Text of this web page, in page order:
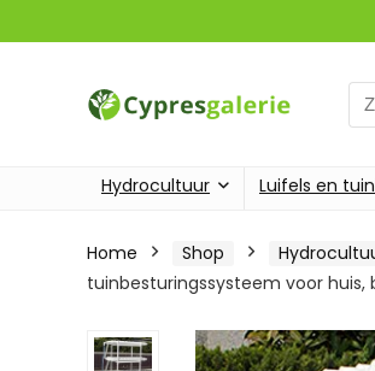
for:
Hydrocultuur Luifels en
Home Shop
tuinbesturingssysteem voor huis,